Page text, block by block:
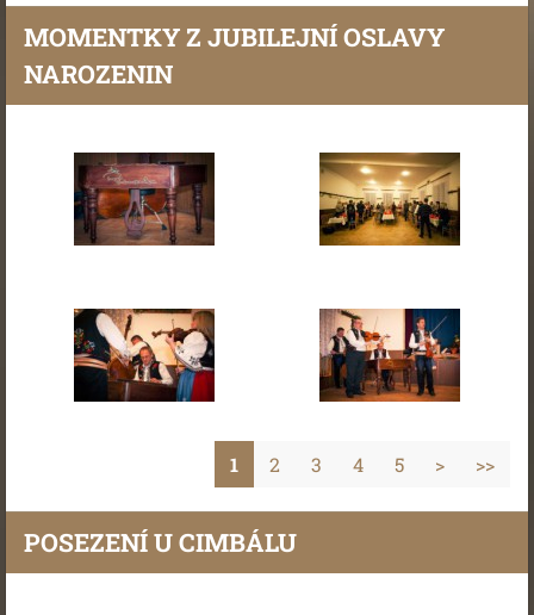
MOMENTKY Z JUBILEJNÍ OSLAVY
NAROZENIN
1 2 3 4 5 > >>
POSEZENÍ U CIMBÁLU